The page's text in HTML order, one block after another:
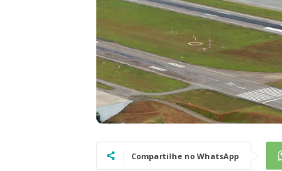
Compartilhe no WhatsApp